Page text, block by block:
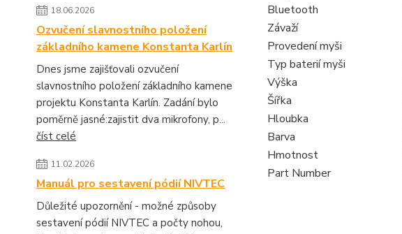
18.06.2026
Ozvučení slavnostního položení
základního kamene Konstanta Karlín
Dnes jsme zajišťovali ozvučení
slavnostního položení základního kamene
projektu Konstanta Karlín. Zadání bylo
poměrně jasné:zajistit dva mikrofony, p...
číst celé
11.02.2026
Manuál pro sestavení pódií NIVTEC
Důležité upozornění - možné způsoby
sestavení pódií NIVTEC a počty nohou,
Bluetooth
Závaží
Provedení myši
Typ baterií myši
Výška
Šířka
Hloubka
Barva
Hmotnost
Part Number